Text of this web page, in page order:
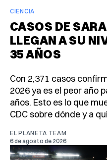
CIENCIA
CASOS DE
LLEGAN A SU
35 AÑOS
Con 2,371 casos
2026 ya es el peor año
años. Esto es lo que
CDC sobre dónde y a
EL PLANETA TEAM
6 de agosto de 2026